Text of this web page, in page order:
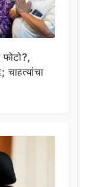
चाहत्यांचा